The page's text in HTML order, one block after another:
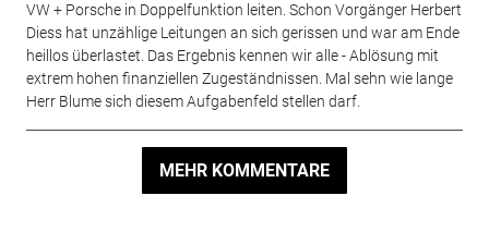
VW + Porsche in Doppelfunktion leiten. Schon Vorgänger Herbert
Diess hat unzählige Leitungen an sich gerissen und war am Ende
heillos überlastet. Das Ergebnis kennen wir alle - Ablösung mit
extrem hohen finanziellen Zugeständnissen. Mal sehn wie lange
Herr Blume sich diesem Aufgabenfeld stellen darf.
MEHR KOMMENTARE